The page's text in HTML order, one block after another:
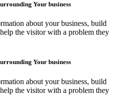
Your business
about your business, build
the visitor with a problem they
Your business
about your business, build
the visitor with a problem they